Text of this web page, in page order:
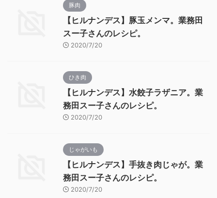
豚肉
【ヒルナンデス】豚玉メンマ。業務田
スー子さんのレシピ。
2020/7/20
ひき肉
【ヒルナンデス】水餃子ラザニア。業
務田スー子さんのレシピ。
2020/7/20
じゃがいも
【ヒルナンデス】手抜き肉じゃが。業
務田スー子さんのレシピ。
2020/7/20